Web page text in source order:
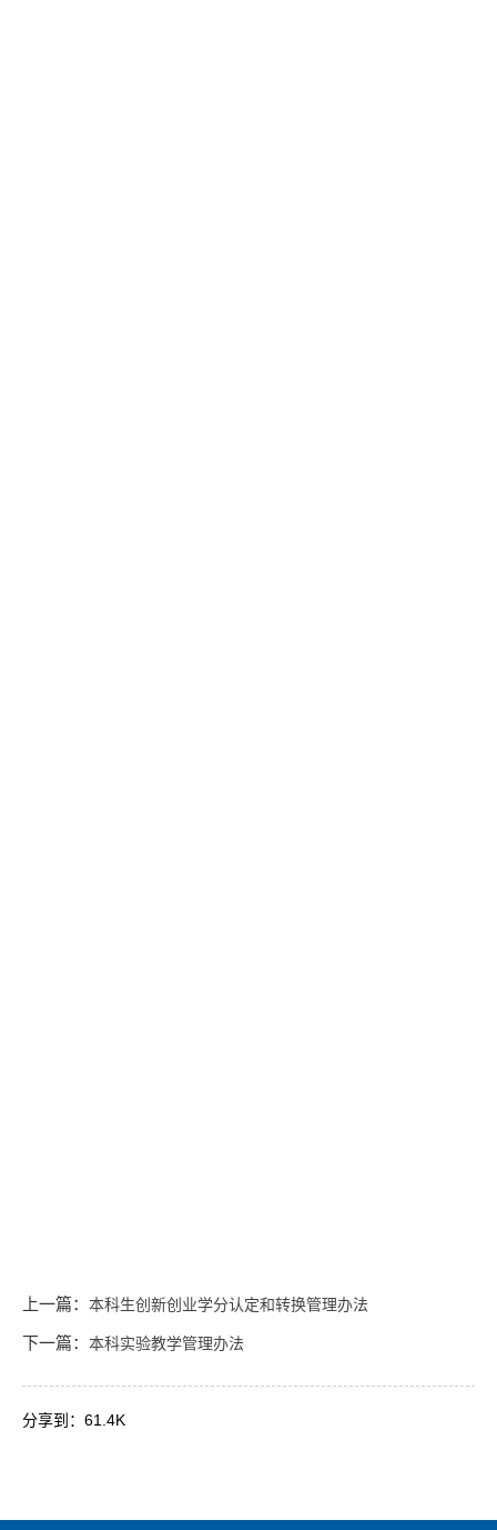
上一篇： 本科生创新创业学分认定和转换管理办法
下一篇： 本科实验教学管理办法
分享到： 61.4K